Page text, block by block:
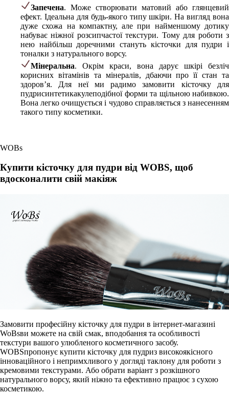
Запечена. Може створювати матовий або глянцевий
ефект. Ідеальна для будь-якого типу шкіри. На вигляд вона
дуже схожа на компактну, але при найменшому дотику
набуває ніжної розсипчастої текстури. Тому для роботи з
нею найбільш доречними стануть кісточки для пудри і
тоналки з натурального ворсу.
Мінеральна. Окрім краси, вона дарує шкірі безліч
корисних вітамінів та мінералів, дбаючи про її стан та
здоров’я. Для неї ми радимо замовити кісточку для
пудрисинтетикакулеподібної форми та щільною набивкою.
Вона легко очищується і чудово справляється з нанесенням
такого типу косметики.
WOBs
Купити кісточку для пудри від WOBS, щоб
вдосконалити свій макіяж
Замовити професійну кісточку для пудри в інтернет-магазині
WoBsви можете на свій смак, вподобання та особливості
текстури вашого улюбленого косметичного засобу.
WOBSпропонує купити кісточку для пудриз високоякісного
інноваційного і непримхливого у догляді таклону для роботи з
кремовими текстурами. Або обрати варіант з розкішного
натурального ворсу, який ніжно та ефективно працює з сухою
косметикою.